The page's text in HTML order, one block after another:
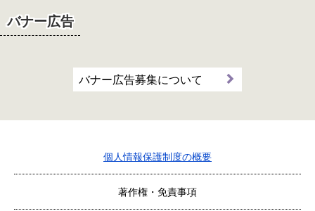
バナー広告
バナー広告募集について
個人情報保護制度の概要
著作権・免責事項